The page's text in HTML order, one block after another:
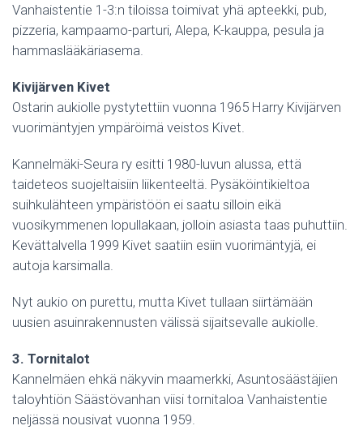
Vanhaistentie 1-3:n tiloissa toimivat yhä apteekki, pub,
pizzeria, kampaamo-parturi, Alepa, K-kauppa, pesula ja
hammaslääkäriasema.
Kivijärven Kivet
Ostarin aukiolle pystytettiin vuonna 1965 Harry Kivijärven
vuorimäntyjen ympäröimä veistos Kivet.
Kannelmäki-Seura ry esitti 1980-luvun alussa, että
taideteos suojeltaisiin liikenteeltä. Pysäköintikieltoa
suihkulähteen ympäristöön ei saatu silloin eikä
vuosikymmenen lopullakaan, jolloin asiasta taas puhuttiin.
Kevättalvella 1999 Kivet saatiin esiin vuorimäntyjä, ei
autoja karsimalla.
Nyt aukio on purettu, mutta Kivet tullaan siirtämään
uusien asuinrakennusten välissä sijaitsevalle aukiolle.
3. Tornitalot
Kannelmäen ehkä näkyvin maamerkki, Asuntosäästäjien
taloyhtiön Säästövanhan viisi tornitaloa Vanhaistentie
neljässä nousivat vuonna 1959.